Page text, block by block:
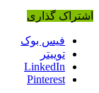
اشتراک گذاری
فیس بوک
توییتر
LinkedIn
Pinterest